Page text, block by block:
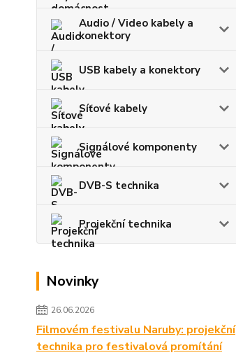
Audio / Video kabely a
konektory
USB kabely a konektory
Síťové kabely
Signálové komponenty
DVB-S technika
Projekční technika
Novinky
26.06.2026
Filmovém festivalu Naruby: projekční
technika pro festivalová promítání